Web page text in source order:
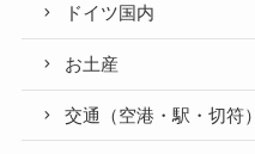
ドイツ国内
お土産
交通（空港・駅・切符）